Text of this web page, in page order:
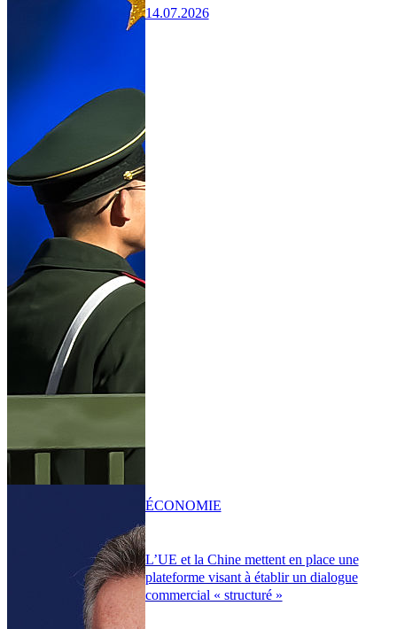
14.07.2026
L’UE et la Chine mettent en place une
plateforme visant à établir un dialogue
commercial « structuré »
ÉCONOMIE